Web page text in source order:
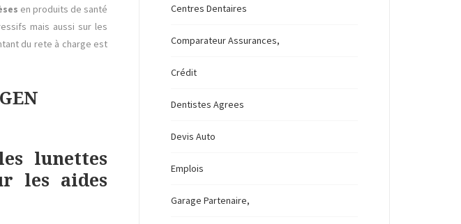
en produits de santé
mais aussi sur les
du rete à charge est
lunettes
les aides
Centres Dentaires
Comparateur Assurances,
Crédit
Dentistes Agrees
Devis Auto
Emplois
Garage Partenaire,